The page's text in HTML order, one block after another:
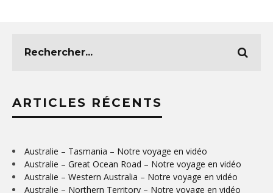
ARTICLES RÉCENTS
Australie – Tasmania – Notre voyage en vidéo
Australie – Great Ocean Road – Notre voyage en vidéo
Australie – Western Australia – Notre voyage en vidéo
Australie – Northern Territory – Notre voyage en vidéo